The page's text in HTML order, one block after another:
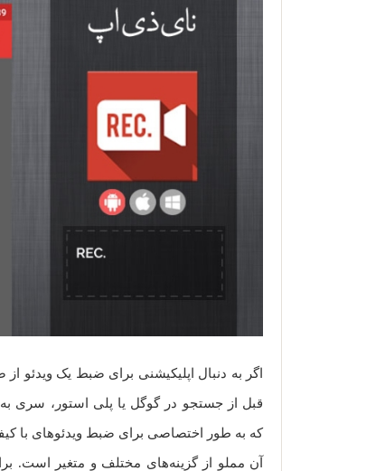
اگر به دنبال اپلیکیشنی برای ضبط یک ویدئو
که به طور اختصاصی برای ضبط ویدئوهای با
آن مملو از گزینه‌های مختلف و متغیر است.